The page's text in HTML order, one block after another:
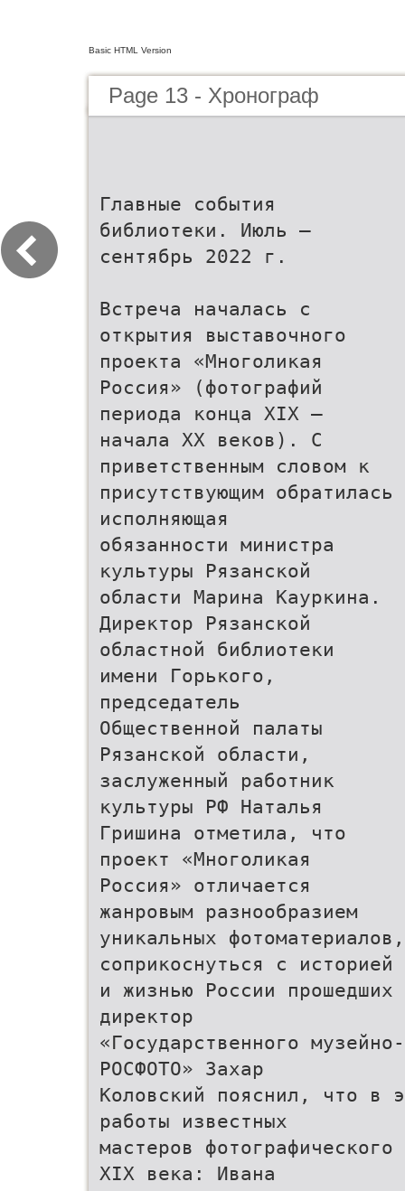
Basic HTML Version
Page 13 - Хронограф
Главные события
библиотеки. Июль –
сентябрь 2022 г.
Встреча началась с
открытия выставочного
проекта «Многоликая
Россия» (фотографий
периода конца XIX –
начала XX веков). С
приветственным словом к
присутствующим обратилась
исполняющая
обязанности министра
культуры Рязанской
области Марина Кауркина.
Директор Рязанской
областной библиотеки
имени Горького,
председатель
Общественной палаты
Рязанской области,
заслуженный работник
культуры РФ Наталья
Гришина отметила, что
проект «Многоликая
Россия» отличается
жанровым разнообразием
уникальных
соприкоснуться с историей
и жизнью России
директор
«Государственного
РОСФОТО» Захар
Коловский пояснил, что в
работы известных
мастеров
XIX века: Ивана